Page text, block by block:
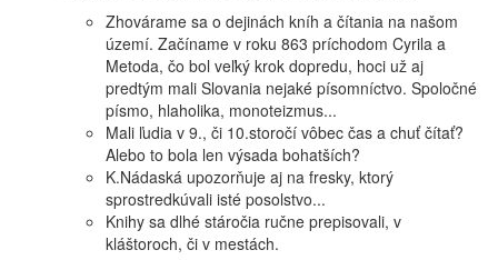
Zhovárame sa o dejinách kníh a čítania na našom
území. Začíname v roku 863 príchodom Cyrila a
Metoda, čo bol veľký krok dopredu, hoci už aj
predtým mali Slovania nejaké písomníctvo. Spoločné
písmo, hlaholika, monoteizmus...
Mali ľudia v 9., či 10.storočí vôbec čas a chuť čítať?
Alebo to bola len výsada bohatších?
K.Nádaská upozorňuje aj na fresky, ktorý
sprostredkúvali isté posolstvo...
Knihy sa dlhé stáročia ručne prepisovali, v
kláštoroch, či v mestách.